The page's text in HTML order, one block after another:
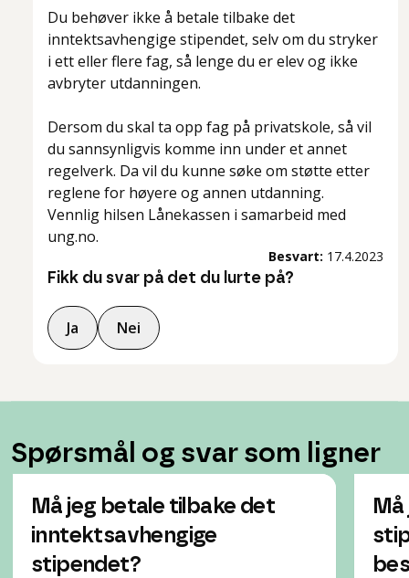
Du behøver ikke å betale tilbake det
inntektsavhengige stipendet, selv om du stryker
i ett eller flere fag, så lenge du er elev og ikke
avbryter utdanningen.
Dersom du skal ta opp fag på privatskole, så vil
du sannsynligvis komme inn under et annet
regelverk. Da vil du kunne søke om støtte etter
reglene for høyere og annen utdanning.
Vennlig hilsen Lånekassen i samarbeid med
ung.no.
Besvart: 17.4.2023
Fikk du svar på det du lurte på?
Ja Nei
Spørsmål og svar som ligner
Må jeg betale tilbake det
inntektsavhengige
stipendet?